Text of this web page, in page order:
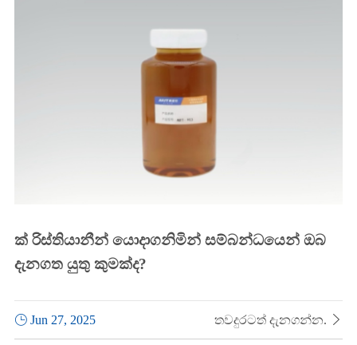
ක් රිස්තියානීන් යොදාගනිමින් සම්බන්ධයෙන් ඔබ
දැනගත යුතු කුමක්ද?
Jun 27, 2025 තවදුරටත් දැනගන්න. 